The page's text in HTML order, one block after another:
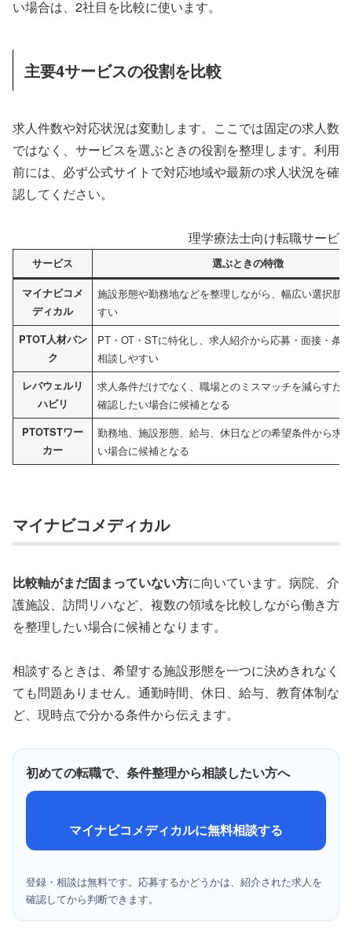
い場合は、2社目を比較に使います。
主要4サービスの役割を比較
求人件数や対応状況は変動します。ここでは固定の求人数
ではなく、サービスを選ぶときの役割を整理します。利用
前には、必ず公式サイトで対応地域や最新の求人状況を確
認してください。
理学療法士向け転職サービ
サービス 選ぶときの特徴
マイナビコメ
ディカル
施設形態や勤務地などを整理しながら、幅広い選択肢
すい
PTOT人材バン
ク
PT・OT・STに特化し、求人紹介から応募・面接・条
相談しやすい
レバウェルリ
ハビリ
求人条件だけでなく、職場とのミスマッチを減らすた
確認したい場合に候補となる
PTOTSTワー
カー
勤務地、施設形態、給与、休日などの希望条件から求
い場合に候補となる
マイナビコメディカル
比較軸がまだ固まっていない方に向いています。病院、介
護施設、訪問リハなど、複数の領域を比較しながら働き方
を整理したい場合に候補となります。
相談するときは、希望する施設形態を一つに決めきれなく
ても問題ありません。通勤時間、休日、給与、教育体制な
ど、現時点で分かる条件から伝えます。
初めての転職で、条件整理から相談したい方へ
マイナビコメディカルに無料相談する
登録・相談は無料です。応募するかどうかは、紹介された求人を
確認してから判断できます。